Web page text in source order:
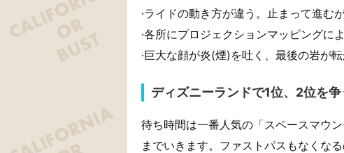
·ライドの動き方が違う。止まって進む
·各所にプロジェクションマッピングに
·巨大な顔が炎(煙)を吐く、最後の岩が
ディズニーランドで1位、2位を争
待ち時間は一番人気の「スペースマウ
までいきます。ファストパスもなくな